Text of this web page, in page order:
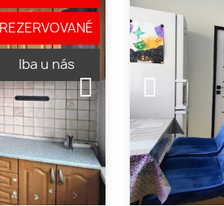
REZERVOVANÉ
Iba u nás